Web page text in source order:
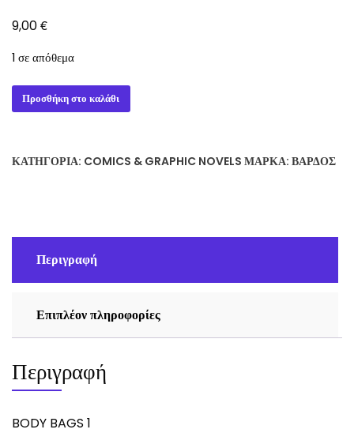
9,00€
1 σε απόθεμα
BODY
BAGS
Προσθήκη στο καλάθι
ΚΑΤΗΓΟΡΊΑ: COMICS & GRAPHIC NOVELS ΜΆΡΚΑ: ΒΆΡΔΟΣ
Περιγραφή
Επιπλέον πληροφορίες
Περιγραφή
BODY BAGS 1